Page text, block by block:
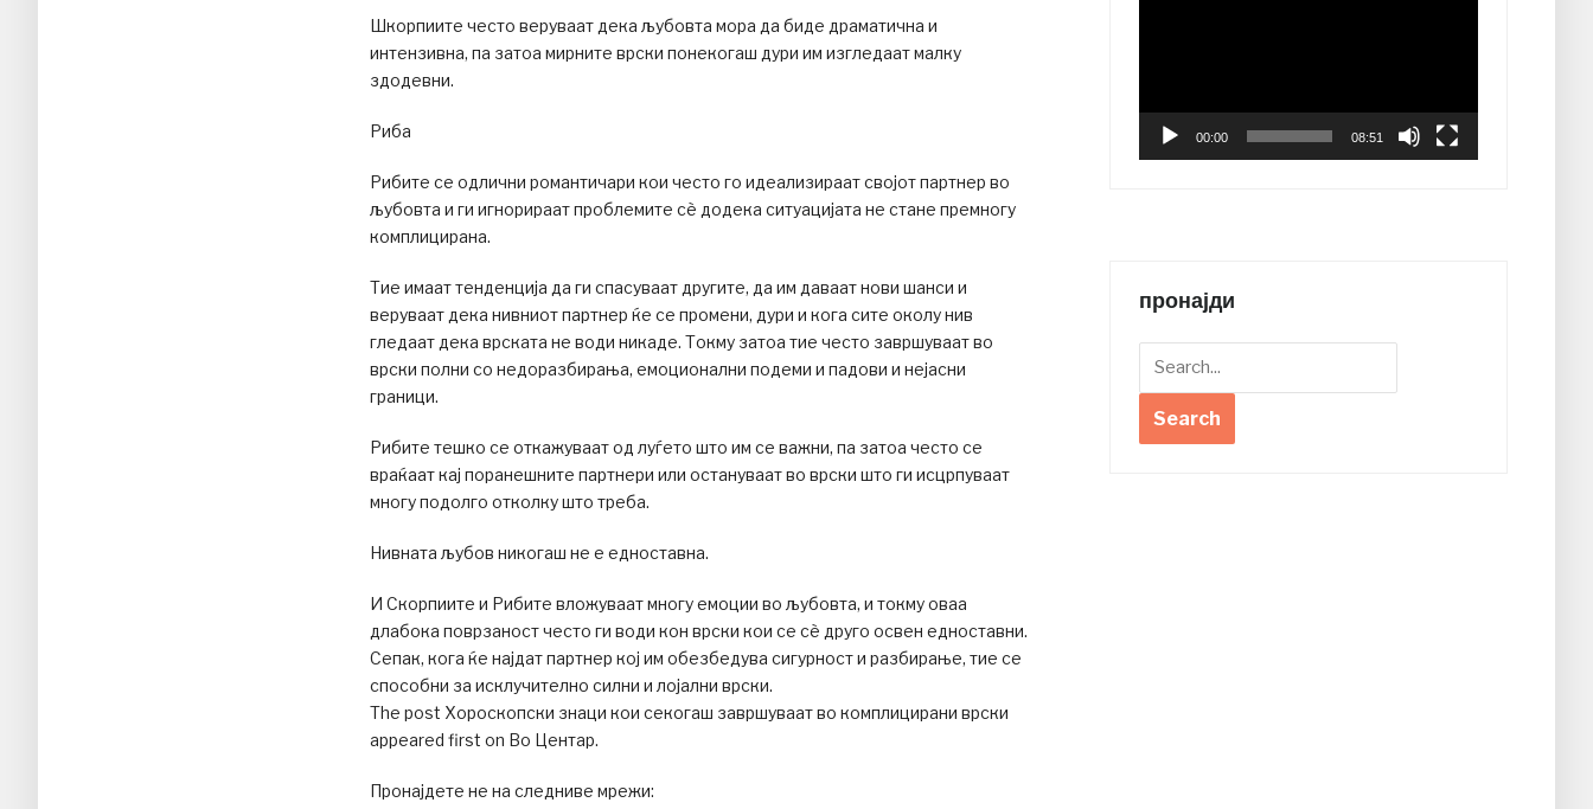
Шкорпиите често веруваат дека љубовта мора да биде драматична и
интензивна, па затоа мирните врски понекогаш дури им изгледаат малку
здодевни.
Риба
Рибите се одлични романтичари кои често го идеализираат својот партнер во
љубовта и ги игнорираат проблемите сè додека ситуацијата не стане премногу
комплицирана.
Тие имаат тенденција да ги спасуваат другите, да им даваат нови шанси и
веруваат дека нивниот партнер ќе се промени, дури и кога сите околу нив
гледаат дека врската не води никаде. Токму затоа тие често завршуваат во
врски полни со недоразбирања, емоционални подеми и падови и нејасни
граници.
Рибите тешко се откажуваат од луѓето што им се важни, па затоа често се
враќаат кај поранешните партнери или остануваат во врски што ги исцрпуваат
многу подолго отколку што треба.
Нивната љубов никогаш не е едноставна.
И Скорпиите и Рибите вложуваат многу емоции во љубовта, и токму оваа
длабока поврзаност често ги води кон врски кои се сè друго освен едноставни.
Сепак, кога ќе најдат партнер кој им обезбедува сигурност и разбирање, тие се
способни за исклучително силни и лојални врски.
The post Хороскопски знаци кои секогаш завршуваат во комплицирани врски
appeared first on Во Центар.
Пронајдете не на следниве мрежи:
00:00 08:51
пронајди